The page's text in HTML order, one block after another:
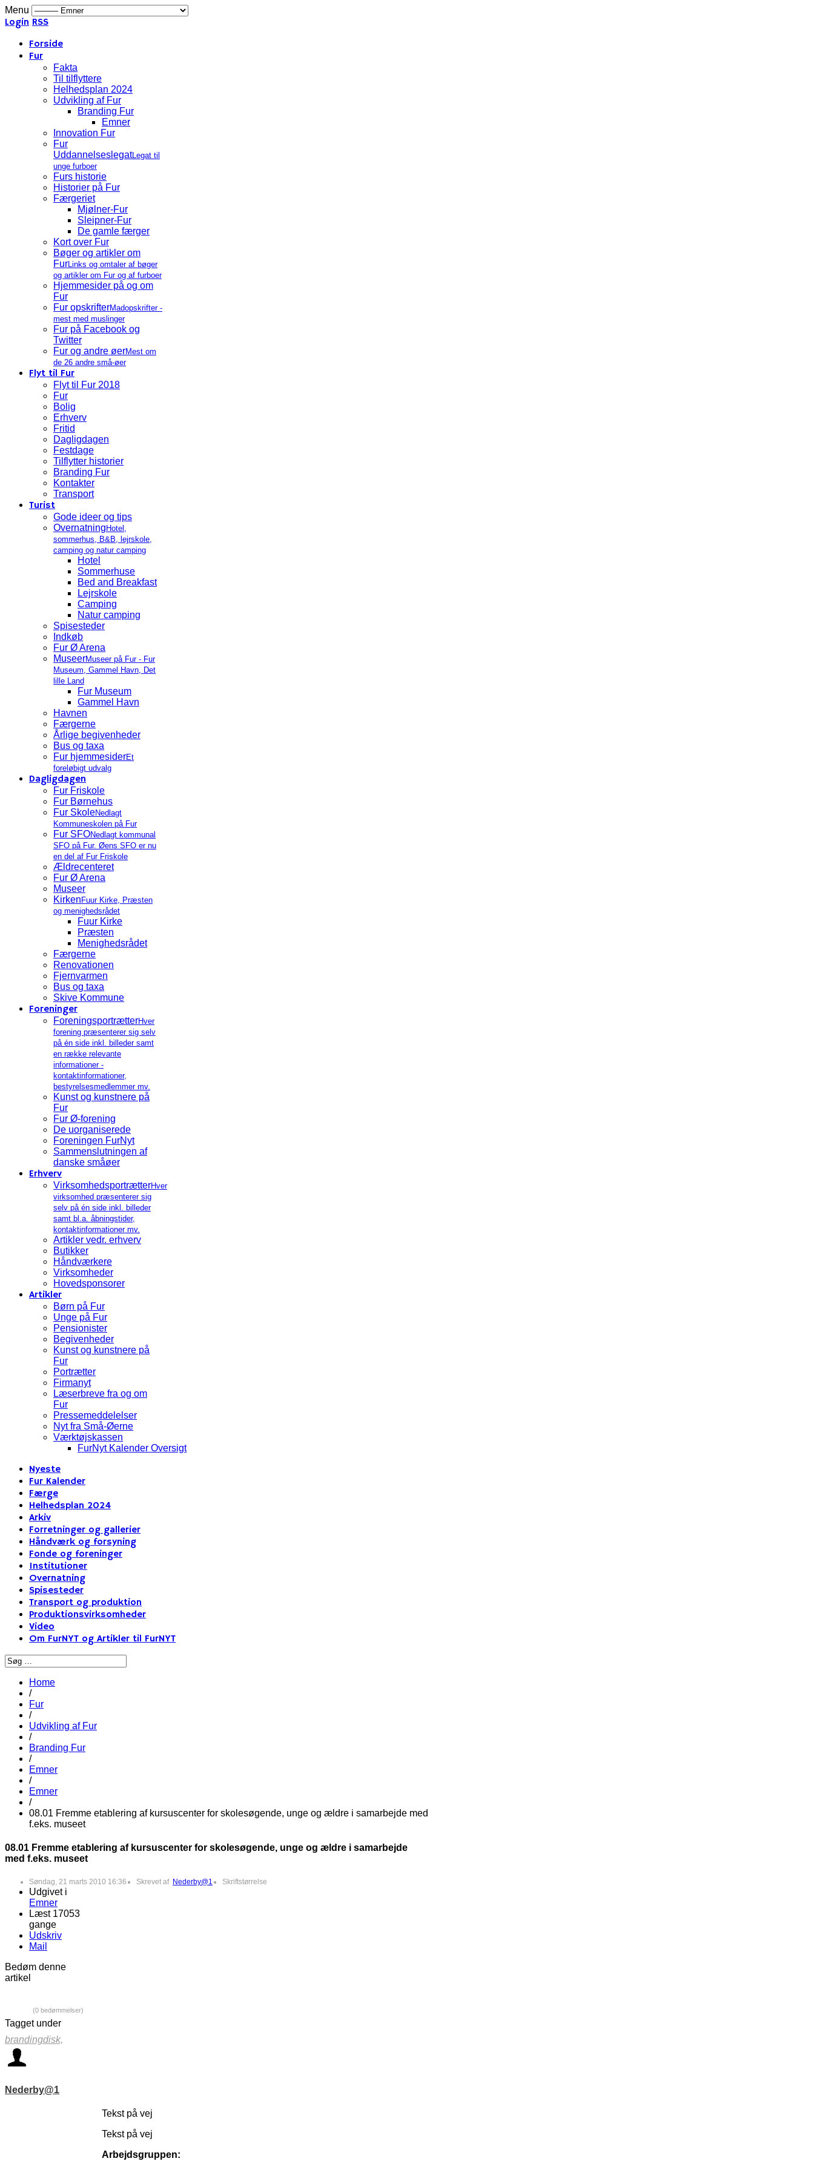
Menu
Login RSS
Forside
Fur
Fakta
Til tilflyttere
Helhedsplan 2024
Udvikling af Fur
Branding Fur
Emner
Innovation Fur
Fur
UddannelseslegatLegat til
unge furboer
Furs historie
Historier på Fur
Færgeriet
Mjølner-Fur
Sleipner-Fur
De gamle færger
Kort over Fur
Bøger og artikler om
FurLinks og omtaler af bøger
og artikler om Fur og af furboer
Hjemmesider på og om
Fur
Fur opskrifterMadopskrifter -
mest med muslinger
Fur på Facebook og
Twitter
Fur og andre øerMest om
de 26 andre små-øer
Flyt til Fur
Flyt til Fur 2018
Fur
Bolig
Erhverv
Fritid
Dagligdagen
Festdage
Tilflytter historier
Branding Fur
Kontakter
Transport
Turist
Gode ideer og tips
Overnatning Hotel,
sommerhus, B&B, lejrskole,
camping og natur camping
Hotel
Sommerhuse
Bed and Breakfast
Lejrskole
Camping
Natur camping
Spisesteder
Indkøb
Fur Ø Arena
MuseerMuseer på Fur - Fur
Museum, Gammel Havn, Det
lille Land
Fur Museum
Gammel Havn
Havnen
Færgerne
Årlige begivenheder
Bus og taxa
Fur hjemmesiderEt
foreløbigt udvalg
Dagligdagen
Fur Friskole
Fur Børnehus
Fur SkoleNedlagt
Kommuneskolen på Fur
Fur SFONedlagt kommunal
SFO på Fur. Øens SFO er nu
en del af Fur Friskole
Ældrecenteret
Fur Ø Arena
Museer
Kirken Fuur Kirke, Præsten
og menighedsrådet
Fuur Kirke
Præsten
Menighedsrådet
Færgerne
Renovationen
Fjernvarmen
Bus og taxa
Skive Kommune
Foreninger
ForeningsportrætterHver
forening præsenterer sig selv
på én side inkl. billeder samt
en række relevante
informationer -
kontaktinformationer,
bestyrelsesmedlemmer mv.
Kunst og kunstnere på
Fur
Fur Ø-forening
De uorganiserede
Foreningen FurNyt
Sammenslutningen af
danske småøer
Erhverv
VirksomhedsportrætterHver
virksomhed præsenterer sig
selv på én side inkl. billeder
samt bl.a. åbningstider,
kontaktinformationer mv.
Artikler vedr. erhverv
Butikker
Håndværkere
Virksomheder
Hovedsponsorer
Artikler
Børn på Fur
Unge på Fur
Pensionister
Begivenheder
Kunst og kunstnere på
Fur
Portrætter
Firmanyt
Læserbreve fra og om
Fur
Pressemeddelelser
Nyt fra Små-Øerne
Værktøjskassen
FurNyt Kalender Oversigt
Nyeste
Fur Kalender
Færge
Helhedsplan 2024
Arkiv
Forretninger og gallerier
Håndværk og forsyning
Fonde og foreninger
Institutioner
Overnatning
Spisesteder
Transport og produktion
Produktionsvirksomheder
Video
Om FurNYT og Artikler til FurNYT
Home
/
Fur
/
Udvikling af Fur
/
Branding Fur
/
Emner
/
Emner
/
08.01 Fremme etablering af kursuscenter for skolesøgende, unge og ældre i samarbejde med
f.eks. museet
08.01 Fremme etablering af kursuscenter for skolesøgende, unge og ældre i samarbejde
med f.eks. museet
Søndag, 21 marts 2010 16:36 Skrevet af Nederby@1 Skriftstørrelse
Udgivet i
Emner
Læst 17053
gange
Udskriv
Mail
Bedøm denne
artikel
(0 bedømmelser)
Tagget under
brandingdisk,
Nederby@1
Tekst på vej
Tekst på vej
Arbejdsgruppen: